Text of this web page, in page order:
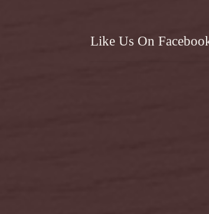
Like Us On